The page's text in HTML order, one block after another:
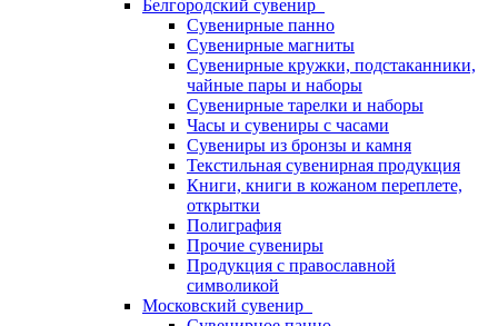
Белгородский сувенир
Сувенирные панно
Сувенирные магниты
Сувенирные кружки, подстаканники,
чайные пары и наборы
Сувенирные тарелки и наборы
Часы и сувениры с часами
Сувениры из бронзы и камня
Текстильная сувенирная продукция
Книги, книги в кожаном переплете,
открытки
Полиграфия
Прочие сувениры
Продукция с православной
символикой
Московский сувенир